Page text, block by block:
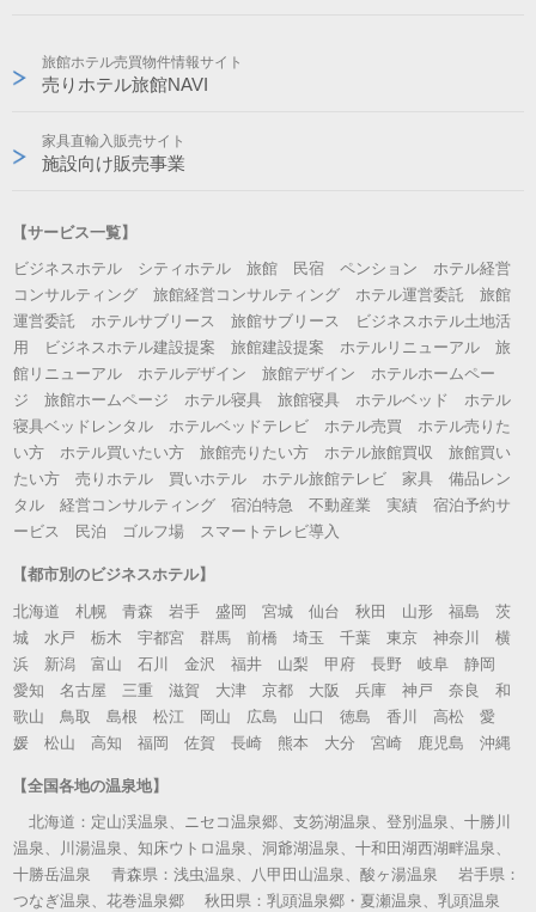
旅館ホテル売買物件情報サイト
売りホテル旅館NAVI
家具直輸入販売サイト
施設向け販売事業
【サービス一覧】
ビジネスホテル シティホテル 旅館 民宿 ペンション ホテル経営
コンサルティング 旅館経営コンサルティング ホテル運営委託 旅館
運営委託 ホテルサブリース 旅館サブリース ビジネスホテル土地活
用 ビジネスホテル建設提案 旅館建設提案 ホテルリニューアル 旅
館リニューアル ホテルデザイン 旅館デザイン ホテルホームペー
ジ 旅館ホームページ ホテル寝具 旅館寝具 ホテルベッド ホテル
寝具ベッドレンタル ホテルベッドテレビ ホテル売買 ホテル売りた
い方 ホテル買いたい方 旅館売りたい方 ホテル旅館買収 旅館買い
たい方 売りホテル 買いホテル ホテル旅館テレビ 家具 備品レン
タル 経営コンサルティング 宿泊特急 不動産業 実績 宿泊予約サ
ービス 民泊 ゴルフ場 スマートテレビ導入
【都市別のビジネスホテル】
北海道 札幌 青森 岩手 盛岡 宮城 仙台 秋田 山形 福島 茨
城 水戸 栃木 宇都宮 群馬 前橋 埼玉 千葉 東京 神奈川 横
浜 新潟 富山 石川 金沢 福井 山梨 甲府 長野 岐阜 静岡
愛知 名古屋 三重 滋賀 大津 京都 大阪 兵庫 神戸 奈良 和
歌山 鳥取 島根 松江 岡山 広島 山口 徳島 香川 高松 愛
媛 松山 高知 福岡 佐賀 長崎 熊本 大分 宮崎 鹿児島 沖縄
【全国各地の温泉地】
北海道：定山渓温泉、ニセコ温泉郷、支笏湖温泉、登別温泉、十勝川
温泉、川湯温泉、知床ウトロ温泉、洞爺湖温泉、十和田湖西湖畔温泉、
十勝岳温泉 青森県：浅虫温泉、八甲田山温泉、酸ヶ湯温泉 岩手県：
つなぎ温泉、花巻温泉郷 秋田県：乳頭温泉郷・夏瀬温泉、乳頭温泉